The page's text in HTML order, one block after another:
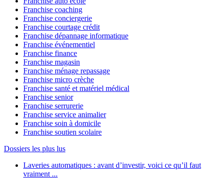
Franchise coaching
Franchise conciergerie
Franchise courtage crédit
Franchise dépannage informatique
Franchise événementiel
Franchise finance
Franchise magasin
Franchise ménage repassage
Franchise micro crèche
Franchise santé et matériel médical
Franchise senior
Franchise serrurerie
Franchise service animalier
Franchise soin à domicile
Franchise soutien scolaire
Dossiers les plus lus
Laveries automatiques : avant d’investir, voici ce qu’il faut
vraiment ...